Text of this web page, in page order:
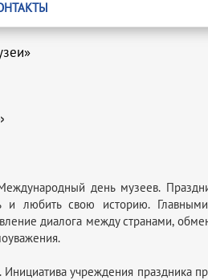
день музеев.
и любить свою историю.
диалога между странами,
учреждения праздника